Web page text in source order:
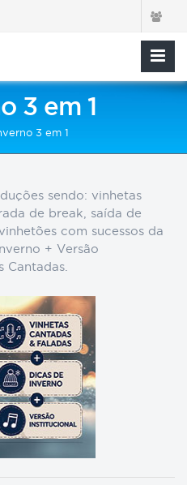
3 em 1
3 em 1
sendo: vinhetas
de break, saída de
com sucessos da
+ Versão
Cantadas.